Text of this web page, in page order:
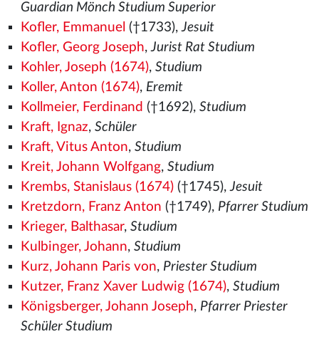
Guardian Mönch Studium Superior
Kofler, Emmanuel (†1733),Jesuit
Kofler, Georg Joseph,Jurist Rat Studium
Kohler, Joseph (1674), Studium
Koller, Anton (1674), Eremit
Kollmeier, Ferdinand (†1692), Studium
Kraft, Ignaz, Schüler
Kraft, Vitus Anton, Studium
Kreit, Johann Wolfgang, Studium
Krembs, Stanislaus (1674)(†1745),Jesuit
Kretzdorn, Franz Anton (†1749), Pfarrer Studium
Krieger, Balthasar, Studium
Kulbinger, Johann, Studium
Kurz, Johann Paris von, Priester Studium
Kutzer, Franz Xaver Ludwig (1674), Studium
Königsberger, Johann Joseph, Pfarrer Priester
Schüler Studium